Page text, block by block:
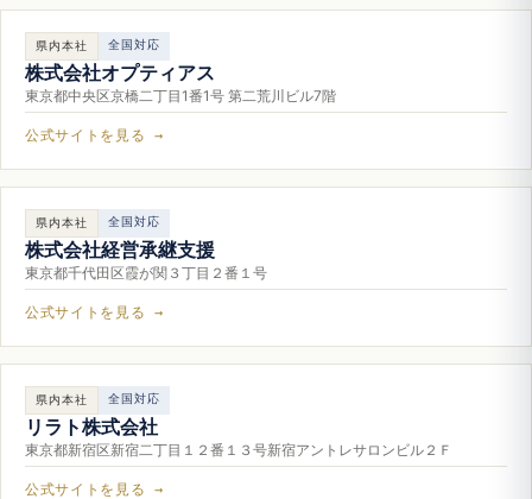
県内本社 全国対応
株式会社オプティアス
東京都中央区京橋二丁目1番1号 第二荒川ビル7階
公式サイトを見る →
県内本社 全国対応
株式会社経営承継支援
東京都千代田区霞が関３丁目２番１号
公式サイトを見る →
県内本社 全国対応
リラト株式会社
東京都新宿区新宿二丁目１２番１３号新宿アントレサロンビル２Ｆ
公式サイトを見る →